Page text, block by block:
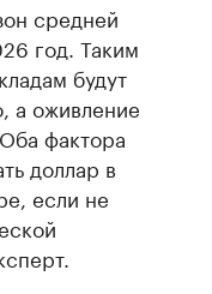
средней
год. Таким
будут
а оживление
фактора
доллар в
если не